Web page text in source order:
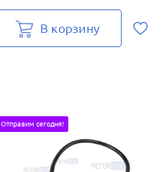
В корзину
Отправим сегодня!